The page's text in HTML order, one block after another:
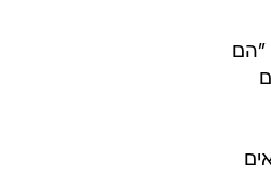
"הם